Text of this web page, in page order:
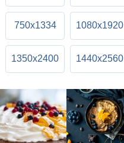
750x1334 1080x1920
1350x2400 1440x2560